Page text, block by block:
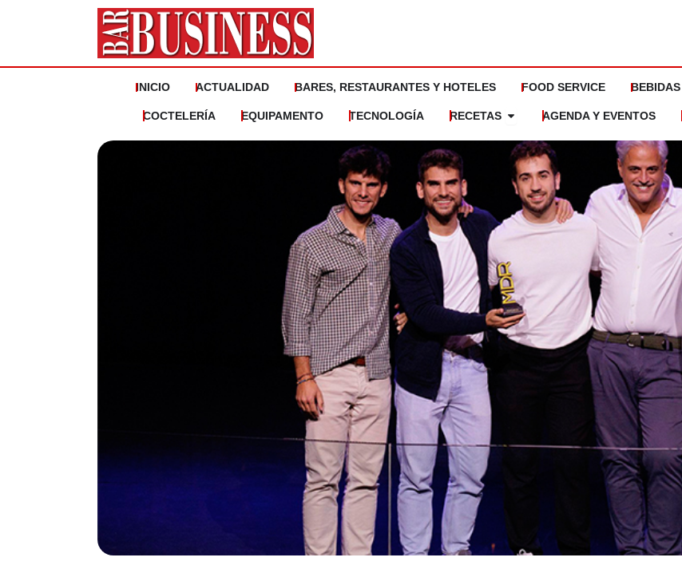
INICIO ACTUALIDAD BARES, RESTAURANTES Y HOTELES FOOD SERVICE BEBIDAS
COCTELERÍA EQUIPAMENTO TECNOLOGÍA RECETAS Abrir RecetasAGENDA Y EVENTOS